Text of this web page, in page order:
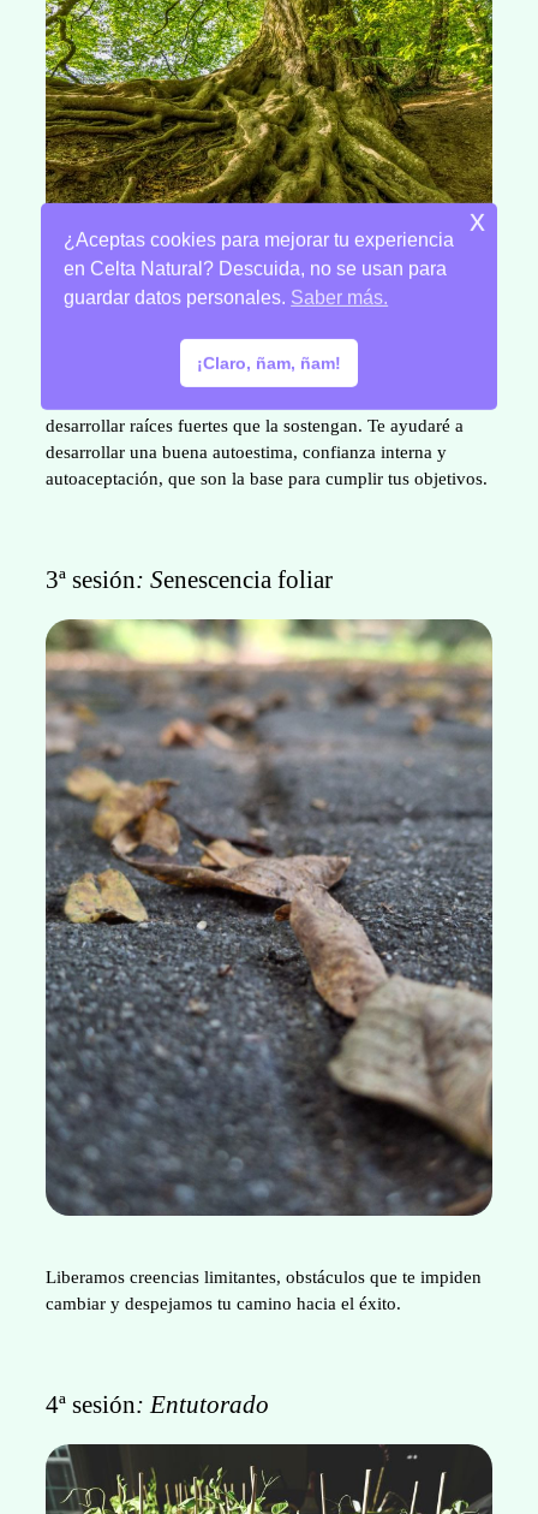
desarrollar raíces fuertes que la sostengan. Te ayudaré a
desarrollar una buena autoestima, confianza interna y
autoaceptación, que son la base para cumplir tus objetivos.
3ª sesión: Senescencia foliar
Liberamos creencias limitantes, obstáculos que te impiden
cambiar y despejamos tu camino hacia el éxito.
4ª sesión: Entutorado
¿Aceptas cookies para mejorar tu experiencia
en Celta Natural? Descuida, no se usan para
guardar datos personales. Saber más.
¡Claro, ñam, ñam!
x